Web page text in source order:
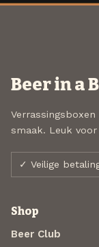
Beer in a
smaak. Leuk voor
✓ Veilige
Shop
Beer Club